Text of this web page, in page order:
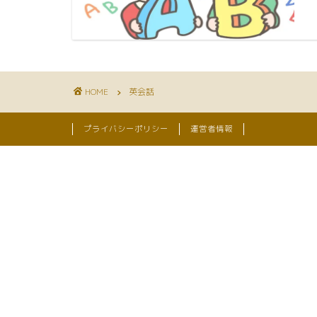
HOME 英会話
プライバシーポリシー 運営者情報